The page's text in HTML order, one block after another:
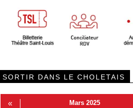
SORTIR DANS LE CHOLETAIS
« Mars 2025